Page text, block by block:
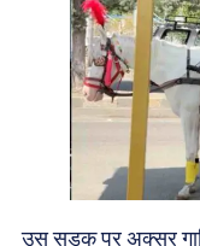
उस सड़क पर अक्सर